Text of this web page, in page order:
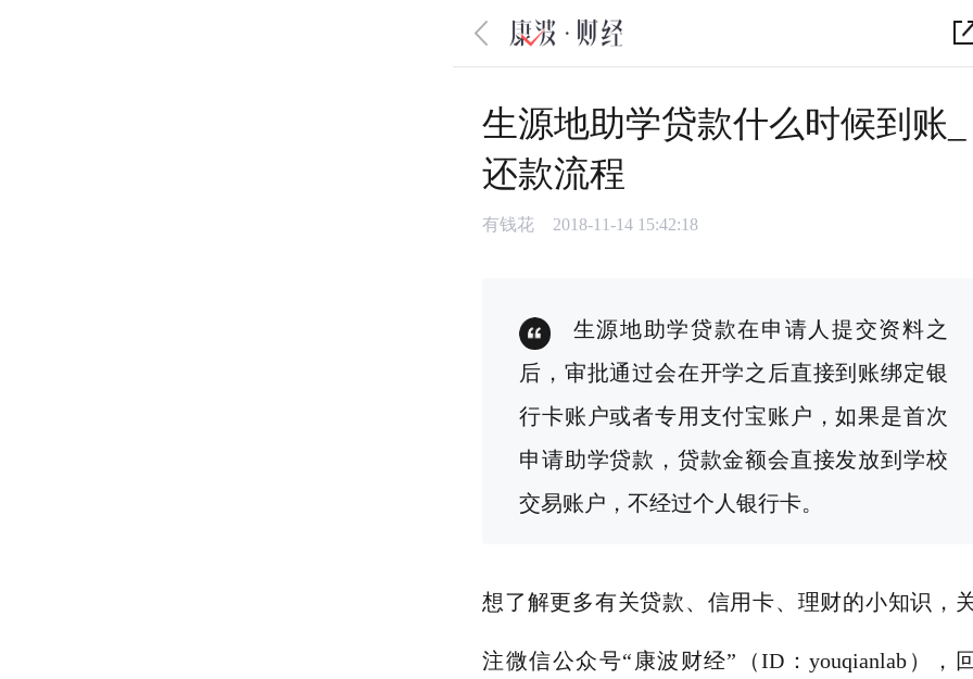
生源地助学贷款什么时候到账_
还款流程
有钱花 2018-11-14 15:42:18
生源地助学贷款在申请人提交资料之
后，审批通过会在开学之后直接到账绑定银
行卡账户或者专用支付宝账户，如果是首次
申请助学贷款，贷款金额会直接发放到学校
交易账户，不经过个人银行卡。
想了解更多有关贷款、信用卡、理财的小知识，
注微信公众号“康波财经”（ID：youqianlab），